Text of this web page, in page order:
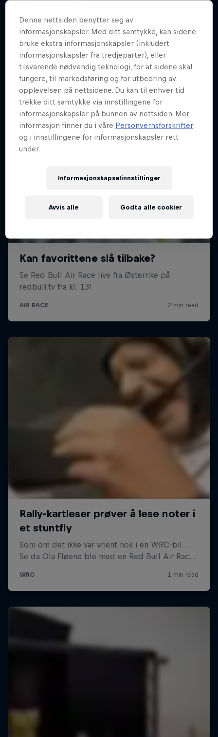
Denne nettsiden benytter seg av
informasjonskapsler. Med ditt samtykke, kan sidene
bruke ekstra informasjonskapsler (inkludert
informasjonskapsler fra tredjeparter), eller
tilsvarende nødvendig teknologi, for at sidene skal
fungere, til markedsføring og for utbedring av
opplevelsen på nettsidene. Du kan til enhver tid
trekke ditt samtykke via innstillingene for
informasjonskapsler på bunnen av nettsiden. Mer
informasjon finner du i våre Personvernsforskrifter
og i innstillingene for informasjonskapsler rett
under.
Informasjonskapselinnstillinger
Avvis alle Godta alle cookier